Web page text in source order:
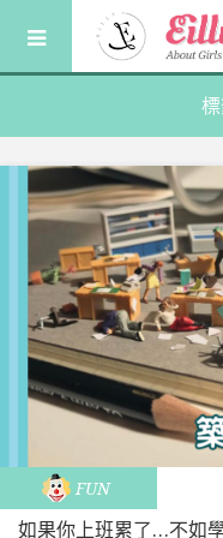
content
FUN
如果你上班累了…不如